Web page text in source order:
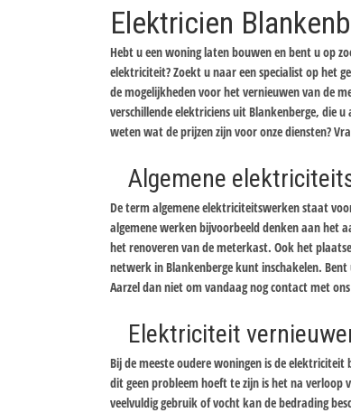
Elektricien
Hebt u een woning laten bouwen en bent u op
elektriciteit? Zoekt u naar een specialist op het
de mogelijkheden voor het vernieuwen van de
verschillende elektriciens uit Blankenberge, die
weten wat de prijzen zijn voor onze diensten?
Algemene
De term algemene elektriciteitswerken staat
algemene werken bijvoorbeeld denken aan het
het renoveren van de meterkast. Ook het
netwerk in Blankenberge kunt inschakelen.
Aarzel dan niet om vandaag nog contact met
Elektriciteit
Bij de meeste oudere woningen is de
dit geen probleem hoeft te zijn is het na
veelvuldig gebruik of vocht kan de bedrading